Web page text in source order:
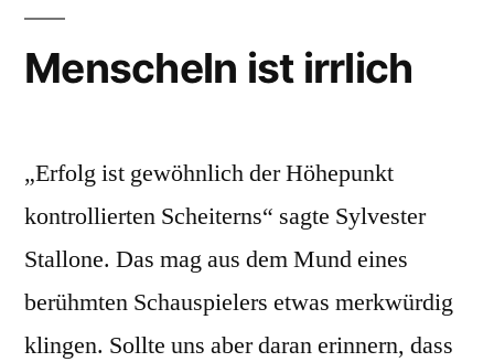
Menscheln ist irrlich
„Erfolg ist gewöhnlich der Höhepunkt
kontrollierten Scheiterns“ sagte Sylvester
Stallone. Das mag aus dem Mund eines
berühmten Schauspielers etwas merkwürdig
klingen. Sollte uns aber daran erinnern, dass